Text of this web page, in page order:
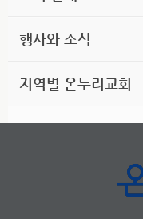
행사와 소식
지역별 온누리교회